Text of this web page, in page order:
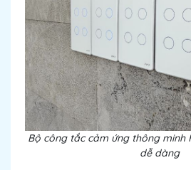
Bộ công tắc cảm ứng thông minh
dễ dàng